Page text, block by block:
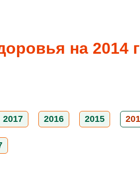
на 2014
2017 2016 2015